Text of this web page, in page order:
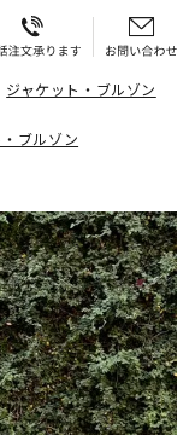
ジャケット・ブルゾン
ブルゾン